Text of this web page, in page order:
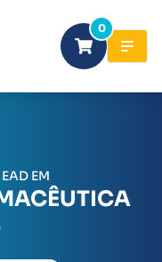
0
EM